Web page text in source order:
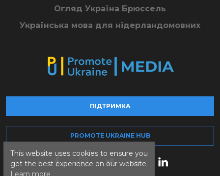
This website uses cookies to ensure you
get the best experience on our website.
Learn more
Огляд Україна Брюссель
Українська мова для нідерландомовних
ПІДТРИМКА
PROMOTE UKRAINE HUB